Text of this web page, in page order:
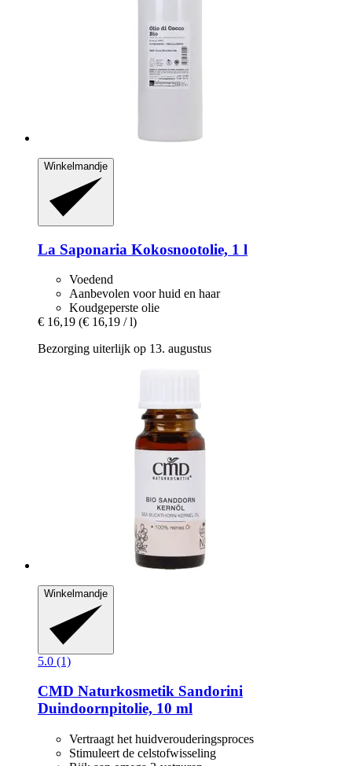
Winkelmandje
La Saponaria Kokosnootolie, 1 l
Voedend
Aanbevolen voor huid en haar
Koudgeperste olie
€ 16,19 (€ 16,19 / l)
Bezorging uiterlijk op 13. augustus
Winkelmandje
5.0 (1)
CMD Naturkosmetik Sandorini
Duindoornpitolie, 10 ml
Vertraagt het huidverouderingsproces
Stimuleert de celstofwisseling